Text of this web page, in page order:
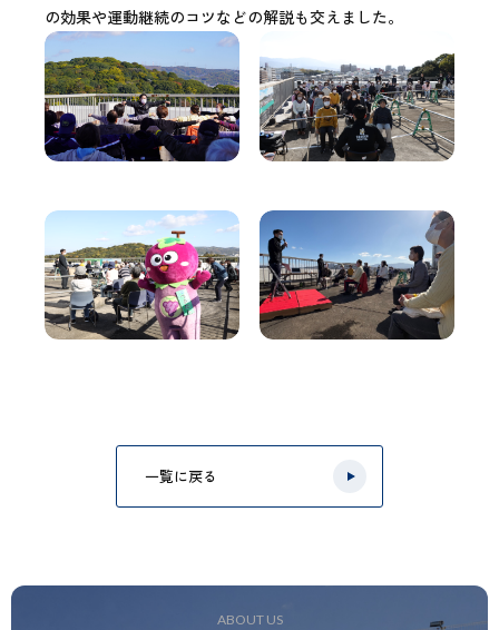
の効果や運動継続のコツなどの解説も交えました。
一覧に戻る
ABOUT US